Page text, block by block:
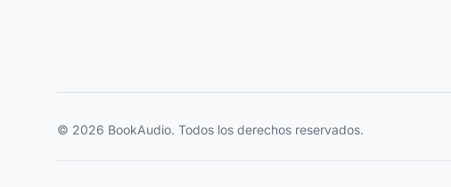
© 2026 BookAudio. Todos los derechos reservados.